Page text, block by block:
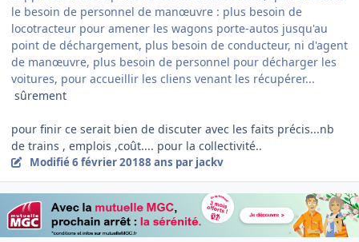
le besoin de personnel de manœuvre : plus besoin de
locotracteur pour amener les wagons porte-autos jusqu'au
point de déchargement, plus besoin de conducteur, ni d'agent
de manœuvre, plus besoin de personnel pour décharger les
voitures, pour accueillir les cliens venant les récupérer...
sûrement
pour finir ce serait bien de discuter avec les faits précis...nb
de trains , emplois ,coût.... pour la collectivité..
Modifié6 février 20188 ans par jackv